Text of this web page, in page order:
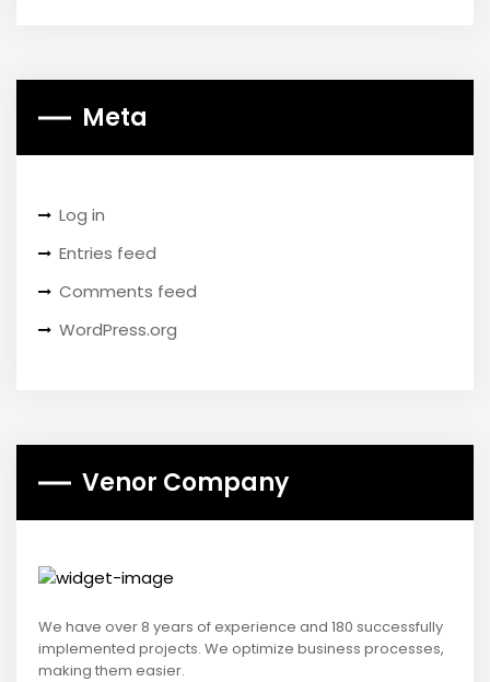
Meta
Log in
Entries feed
Comments feed
WordPress.org
Venor Company
We have over 8 years of experience and 180 successfully
implemented projects. We optimize business processes,
making them easier.